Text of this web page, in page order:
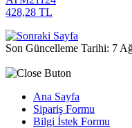
428,28 TL
Son Güncelleme Tarihi: 7
Ana Sayfa
Sipariş Formu
Bilgi İstek Formu